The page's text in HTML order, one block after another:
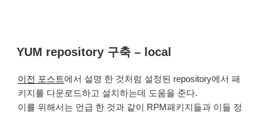
YUM repository 구축 – local
이전 포스트에서 설명 한 것처럼 설정된 repository에서 패
키지를 다운로드하고 설치하는데 도움을 준다.
이를 위해서는 언급 한 것과 같이 RPM패키지들과 이들 정